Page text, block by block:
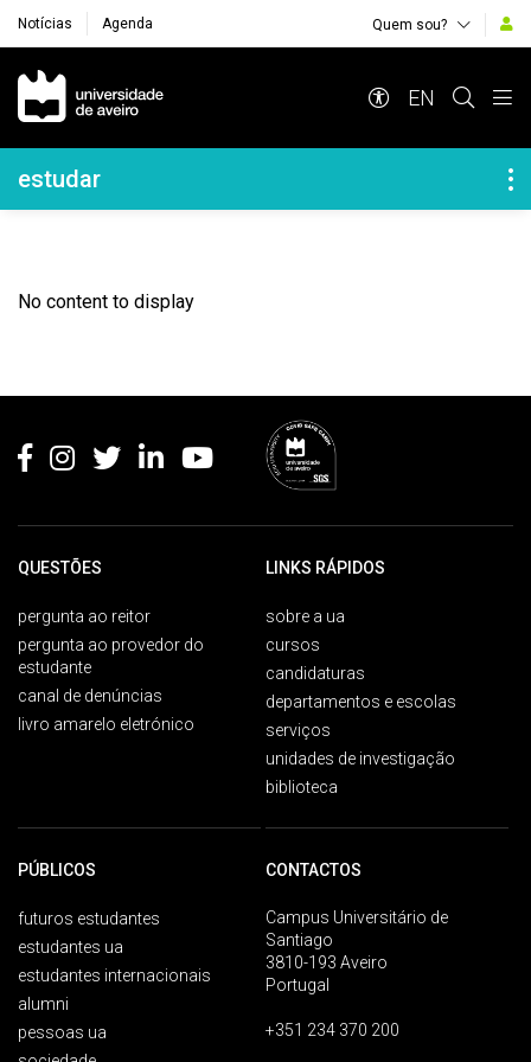
Notícias Agenda Quem sou?
Navegação Principal
EN
Navegação Lateral
estudar
No content to display
QUESTÕES
pergunta ao reitor
pergunta ao provedor do
estudante
canal de denúncias
livro amarelo eletrónico
LINKS RÁPIDOS
sobre a ua
cursos
candidaturas
departamentos e escolas
serviços
unidades de investigação
biblioteca
PÚBLICOS
futuros estudantes
estudantes ua
estudantes internacionais
alumni
pessoas ua
CONTACTOS
Campus Universitário de
Santiago
3810-193 Aveiro
Portugal
+351 234 370 200